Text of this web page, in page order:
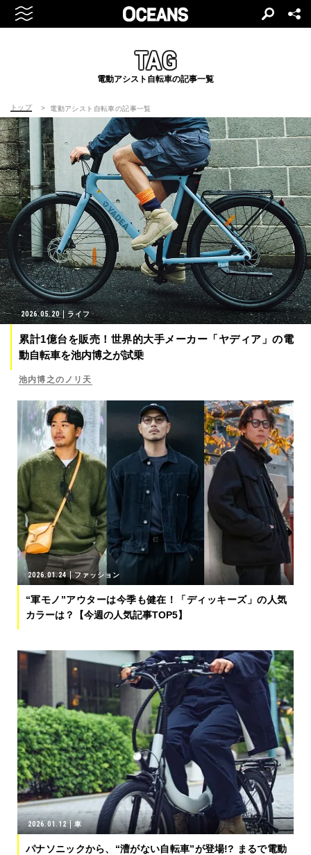
TAG
電動アシスト自転車の記事一覧
トップ 電動アシスト自転車の記事一覧
2026.05.20 ライフ
累計1億台を販売！世界的大手メーカー「ヤディア」の電
動自転車を池内博之が試乗
池内博之のノリ天
2026.01.24 ファッション
“軍モノ”アウターは今季も健在！「ディッキーズ」の人気
カラーは？【今週の人気記事TOP5】
2026.01.12 車
パナソニックから、“漕がない自転車”が登場!? まるで電動